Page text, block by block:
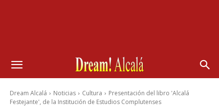
Dream Alcalá Noticias Cultura
Presentación del libro 'Alcalá
Festejante', de la Institución de Estudios Complutenses